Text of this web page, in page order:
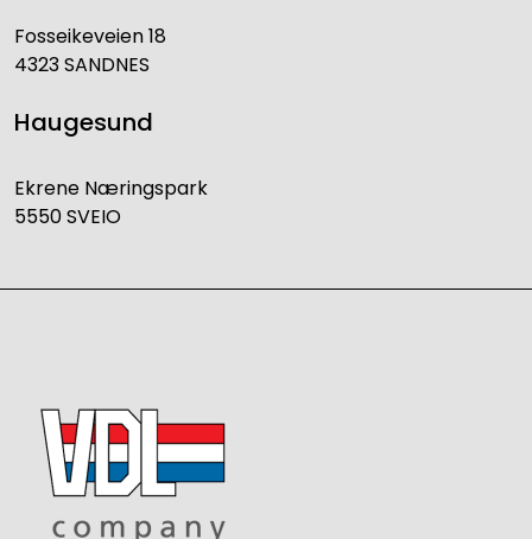
Fosseikeveien 18
4323 SANDNES
Haugesund
Ekrene Næringspark
5550 SVEIO